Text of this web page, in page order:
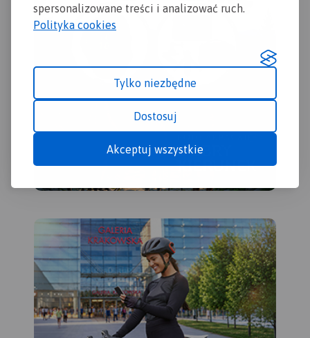
spersonalizowane treści i analizować ruch.
Polityka cookies
Tylko niezbędne
Dostosuj
Akceptuj wszystkie